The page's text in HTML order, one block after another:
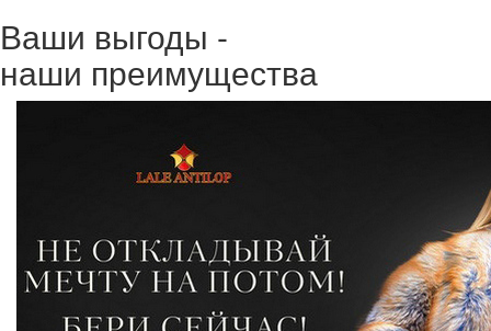
Ваши выгоды -
наши преимущества